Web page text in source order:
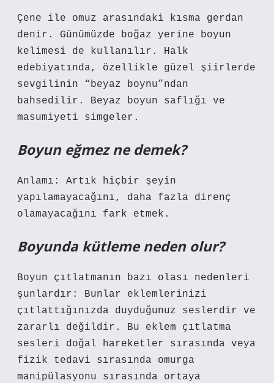
Çene ile omuz arasındaki kısma gerdan
denir. Günümüzde boğaz yerine boyun
kelimesi de kullanılır. Halk
edebiyatında, özellikle güzel şiirlerde
sevgilinin “beyaz boynu”ndan
bahsedilir. Beyaz boyun saflığı ve
masumiyeti simgeler.
Boyun eğmez ne demek?
Anlamı: Artık hiçbir şeyin
yapılamayacağını, daha fazla direnç
olamayacağını fark etmek.
Boyunda kütleme neden olur?
Boyun çıtlatmanın bazı olası nedenleri
şunlardır: Bunlar eklemlerinizi
çıtlattığınızda duyduğunuz seslerdir ve
zararlı değildir. Bu eklem çıtlatma
sesleri doğal hareketler sırasında veya
fizik tedavi sırasında omurga
manipülasyonu sırasında ortaya